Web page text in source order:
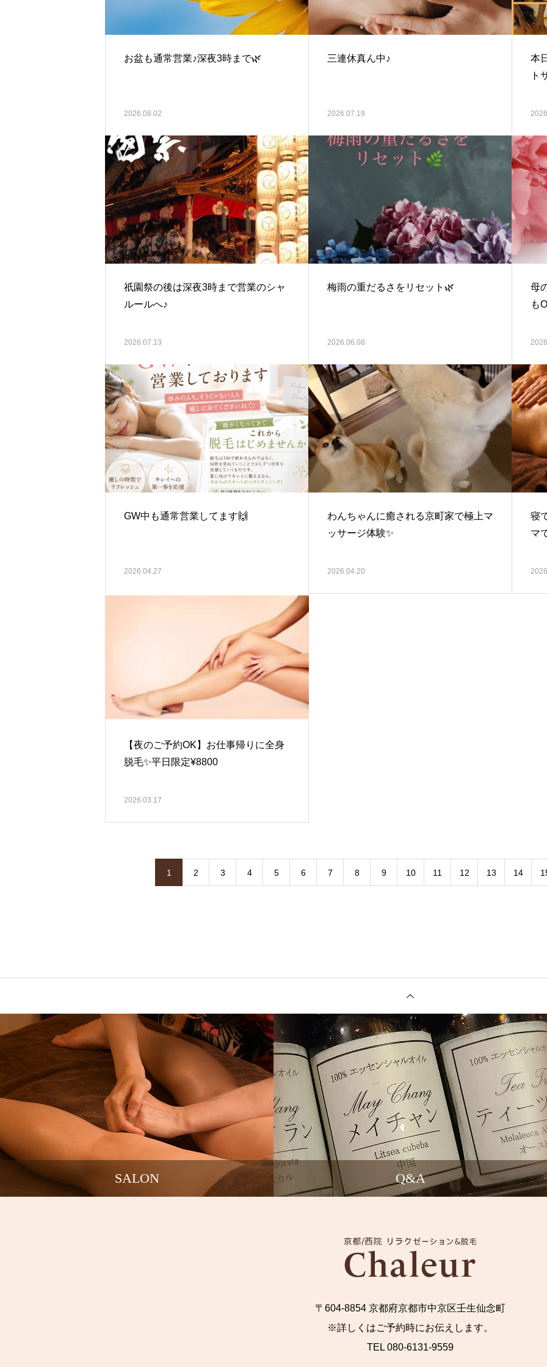
お盆も通常営業♪深夜3時まで🌿‬
2026.08.02
三連休真ん中♪
2026.07.19
本
ト
祇園祭の後は深夜3時まで営業のシャ
ルールへ♪
2026.07.13
梅雨の重だるさをリセット🌿‬
2026.06.08
母
も
GW中も通常営業してます🙌
2026.04.27
わんちゃんに癒される京町家で極上マ
ッサージ体験✨
2026.04.20
寝
マ
【夜のご予約OK】お仕事帰りに全身
脱毛✨️平日限定¥8800
2026.03.17
1 2 3 4 5 6 7 8 9 10 11 12 13 14
SALON Q&A
〒604-8854 京都府京都市中京区壬生仙念町
※詳しくはご予約時にお伝えします。
TEL 080-6131-9559